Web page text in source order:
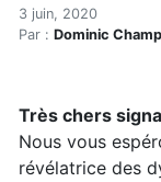
Accueil
Articles
Propositions
3 juin, 2020
Par : Dominic
Très chers
Nous vous
révélatrice des